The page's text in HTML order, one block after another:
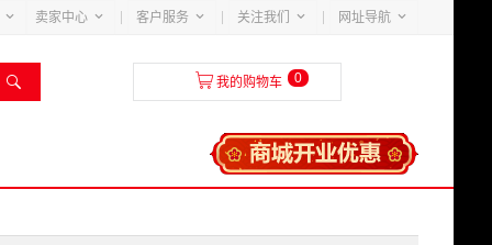
 卖家中心  客户服务  关注我们  网址导航 
  我的购物车 0